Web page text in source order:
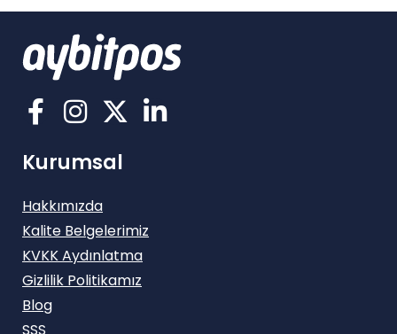
Kurumsal
Hakkımızda
Kalite Belgelerimiz
KVKK Aydınlatma
Gizlilik Politikamız
Blog